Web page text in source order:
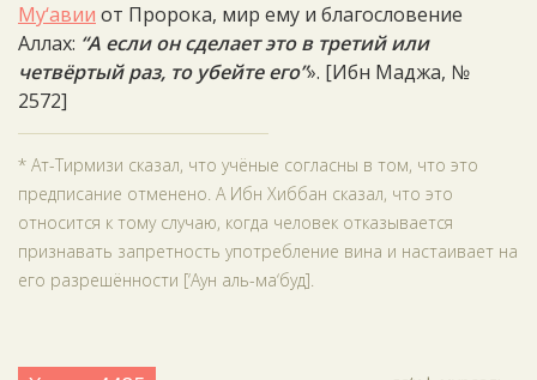
Му‘авии от Пророка, мир ему и благословение
Аллах: “А если он сделает это в третий или
четвёртый раз, то убейте его”». [Ибн Маджа, №
2572]
* Ат-Тирмизи сказал, что учёные согласны в том, что это
предписание отменено. А Ибн Хиббан сказал, что это
относится к тому случаю, когда человек отказывается
признавать запретность употребление вина и настаивает на
его разрешённости [‘Аун аль-ма‘буд].